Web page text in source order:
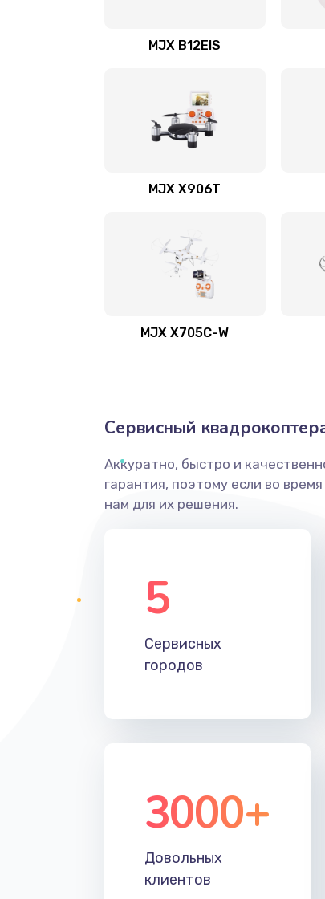
MJX B12EIS
MJX X906T
MJX X705C-W
Сервисный
Аккуратно, быстро и
гарантия, поэтому если во
нам для их решения.
5
Сервисных
городов
3000+
Довольных
клиентов